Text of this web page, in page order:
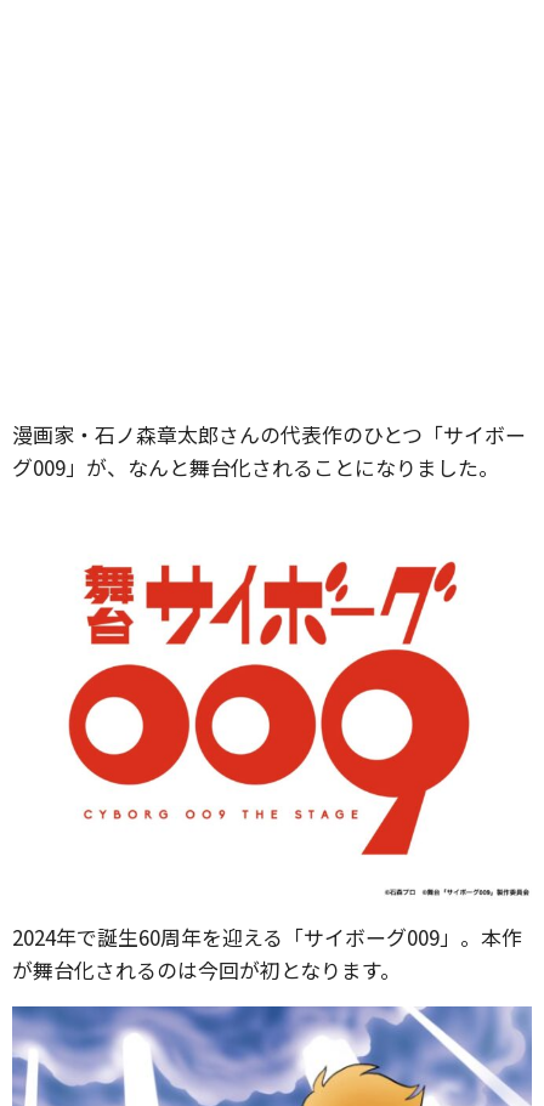
漫画家・石ノ森章太郎さんの代表作のひとつ「サイボー
グ009」が、なんと舞台化されることになりました。
2024年で誕生60周年を迎える「サイボーグ009」。本作
が舞台化されるのは今回が初となります。